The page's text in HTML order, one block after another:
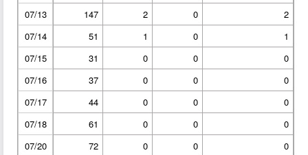
07/13
147 2 0
2
07/14
51 1 0
1
07/15
31 0 0
0
07/16
37 0 0
0
07/17
44 0 0
0
07/18
61 0 0
0
07/20
72 0 0
0